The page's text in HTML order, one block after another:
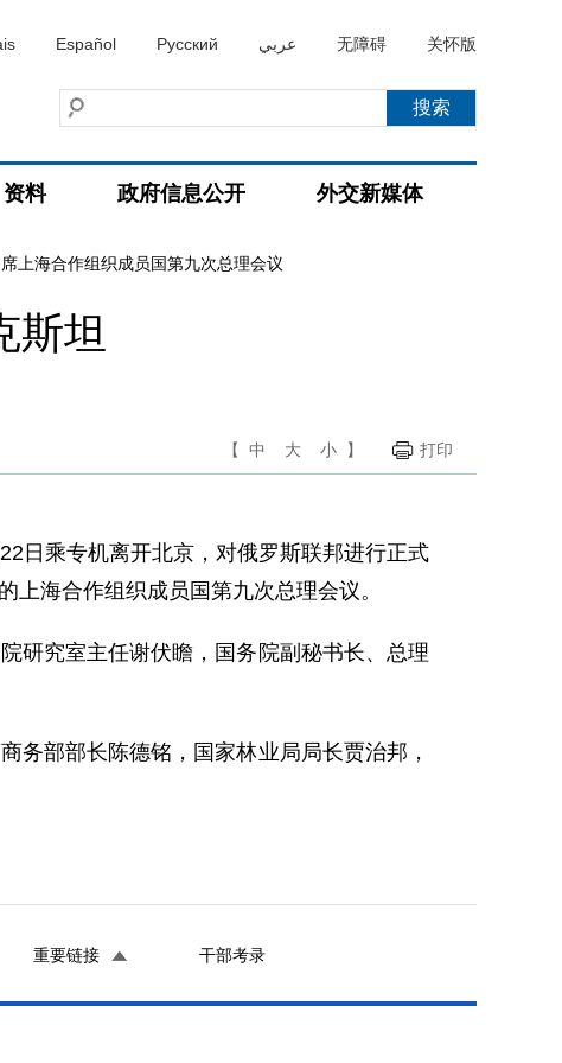
Español Русский عربي 无障碍 关怀版
资料 政府信息公开 外交新媒体
上海合作组织成员国第九次总理会议
斯坦
【 中 大 小 】 打印
日乘专机离开北京，对俄罗斯联邦进行正式
海合作组织成员国第九次总理会议。
究室主任谢伏瞻，国务院副秘书长、总理
部部长陈德铭，国家林业局局长贾治邦，
重要链接 干部考录